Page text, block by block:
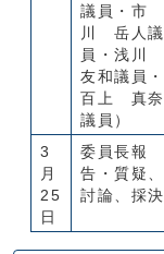
議員・市
川 岳人議
員・浅川
友和議員・
百上 真奈
議員）
3
月
25
日
委員長報
告・質疑、
討論、採決